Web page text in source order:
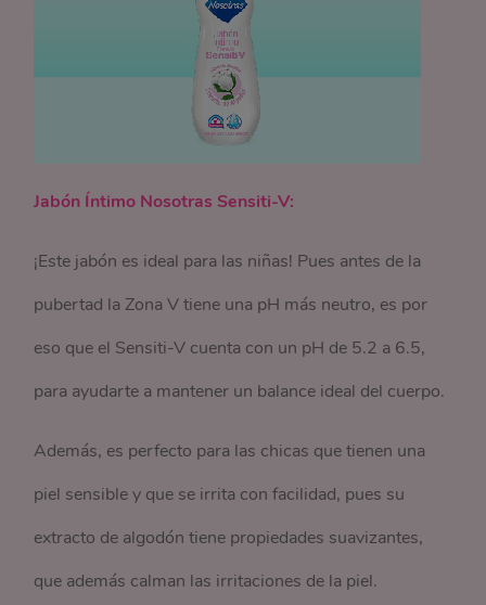
Jabón Íntimo Nosotras Sensiti-V:
¡Este jabón es ideal para las niñas! Pues antes de la
pubertad la Zona V tiene una pH más neutro, es por
eso que el Sensiti-V cuenta con un pH de 5.2 a 6.5,
para ayudarte a mantener un balance ideal del cuerpo.
Además, es perfecto para las chicas que tienen una
piel sensible y que se irrita con facilidad, pues su
extracto de algodón tiene propiedades suavizantes,
que además calman las irritaciones de la piel.